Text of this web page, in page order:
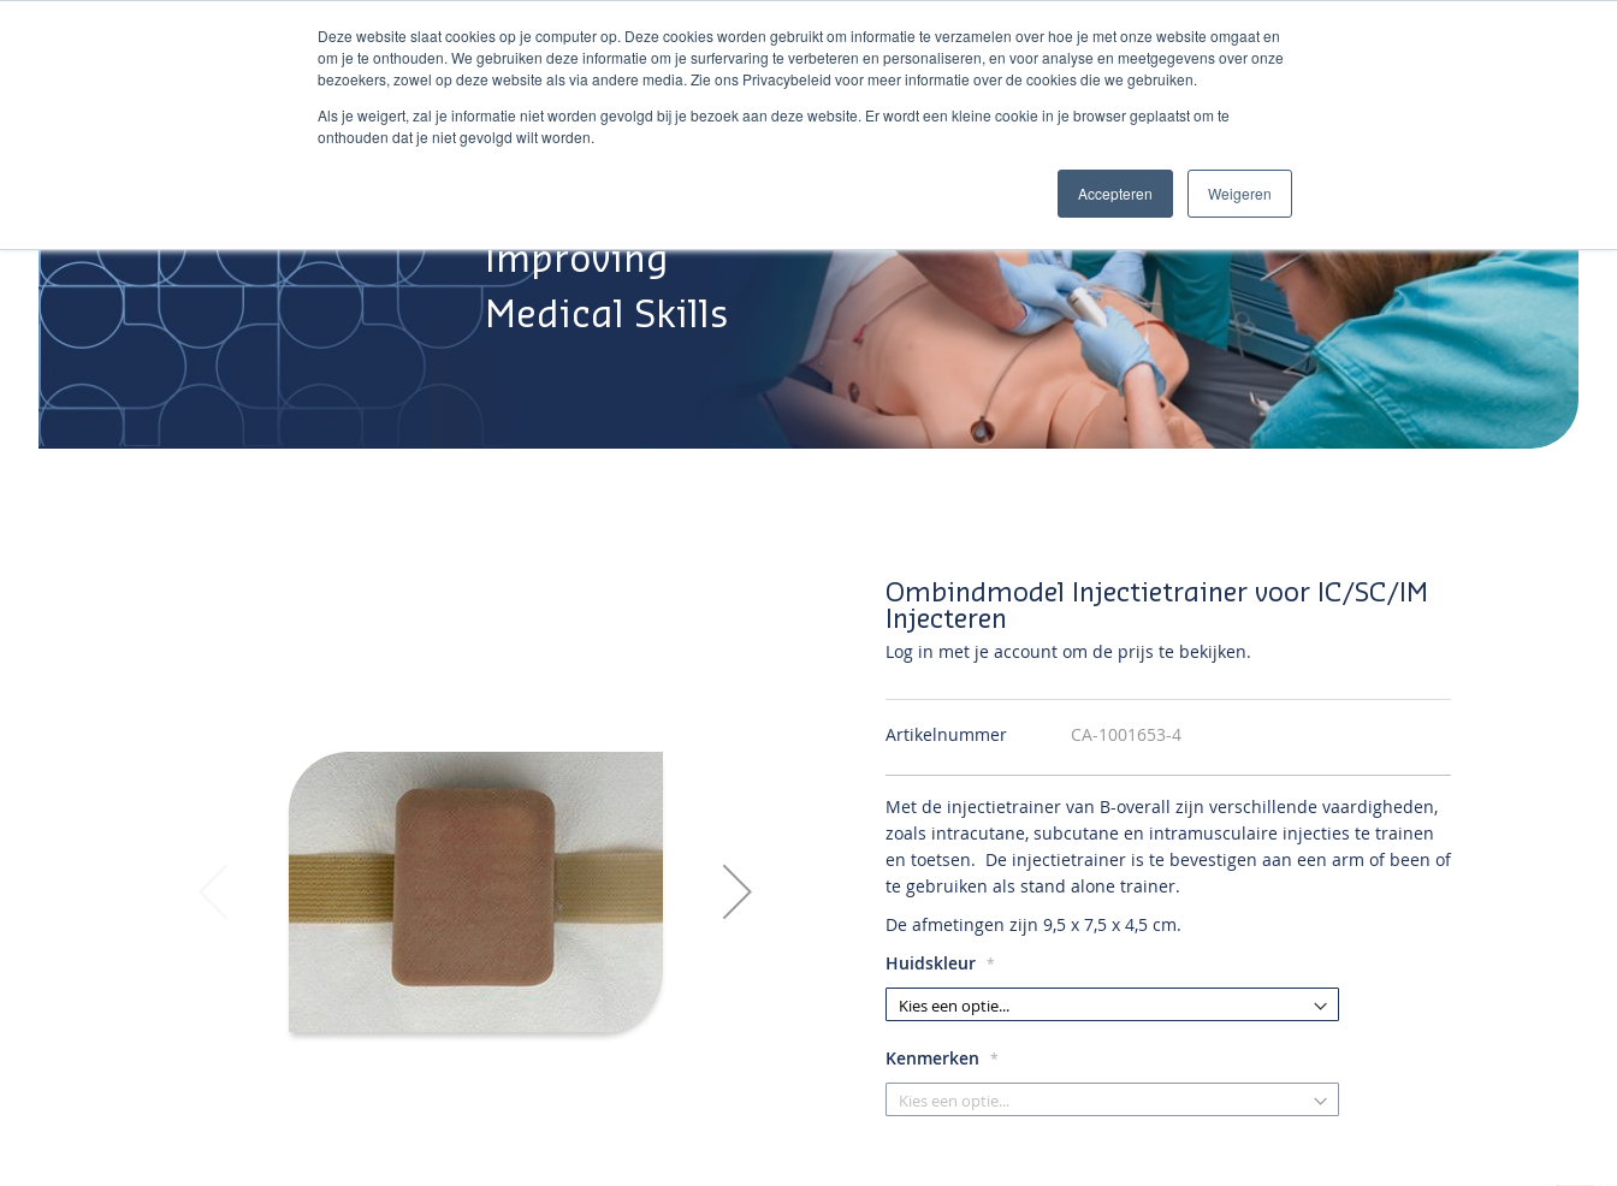
Deze website slaat cookies op je computer op. Deze cookies worden gebruikt om informatie te verzamelen over hoe je met onze website omgaat en
om je te onthouden. We gebruiken deze informatie om je surfervaring te verbeteren en personaliseren, en voor analyse en meetgegevens over onze
bezoekers, zowel op deze website als via andere media. Zie ons Privacybeleid voor meer informatie over de cookies die we gebruiken.
Als je weigert, zal je informatie niet worden gevolgd bij je bezoek aan deze website. Er wordt een kleine cookie in je browser geplaatst om te
onthouden dat je niet gevolgd wilt worden.
Accepteren Weigeren
Improving
Medical Skills
Ombindmodel Injectietrainer voor IC/SC/IM
Injecteren
Log in met je account om de prijs te bekijken.
Artikelnummer CA-1001653-4
Met de injectietrainer van B-overall zijn verschillende vaardigheden,
zoals intracutane, subcutane en intramusculaire injecties te trainen
en toetsen. De injectietrainer is te bevestigen aan een arm of been of
te gebruiken als stand alone trainer.
De afmetingen zijn 9,5 x 7,5 x 4,5 cm.
Huidskleur
Kenmerken